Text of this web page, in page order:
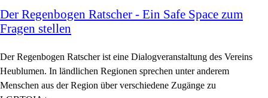
Der Regenbogen Ratscher - Ein Safe Space zum
Fragen stellen
Der Regenbogen Ratscher ist eine Dialogveranstaltung des Vereins
Heublumen. In ländlichen Regionen sprechen unter anderem
Menschen aus der Region über verschiedene Zugänge zu